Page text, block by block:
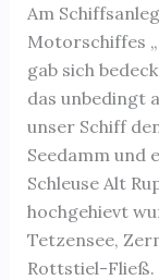
Am
Motorschiffes
gab sich
das unbedingt
unser Schiff
Seedamm und
Schleuse Alt
hochgehievt
Tetzensee,
Rottstiel-Fließ.